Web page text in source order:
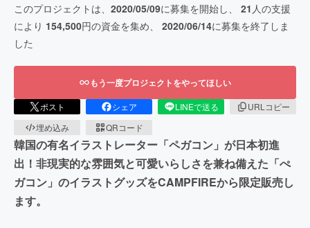
このプロジェクトは、 2020/05/09に募集を開始し、 21 人の支援
により 154,500円の資金を集め、 2020/06/14に募集を終了しま
した
もう一度プロジェクトをやってほしい
ポスト シェア LINEで送る
URLコピー
埋め込み
QRコード
韓国の有名イラストレーター「ペガコン」が日本初進
出！非現実的な雰囲気と可愛いらしさを兼ね備えた「ぺ
ガコン」のイラストグッズをCAMPFIREから限定販売し
ます。